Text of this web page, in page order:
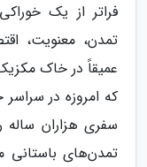
فراتر از یک
تمدن، معنویت،
عمیقاً در خاک
که امروزه در
سفری هزاران ساله
تمدن‌های باستانی